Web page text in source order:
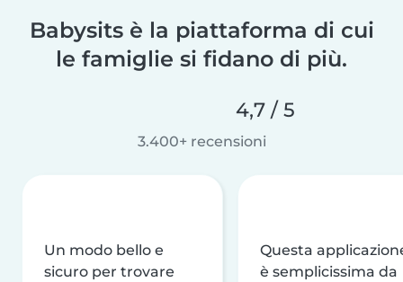
Babysits è la piattaforma di cui
le famiglie si fidano di più.
4,7 / 5
3.400+ recensioni
Un modo bello e
sicuro per trovare
Questa
è semplicissima da